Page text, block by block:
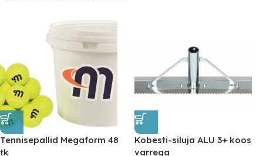
Tennisepallid Megaform 48
tk
Kobesti-siluja ALU 3+ koos
varrega